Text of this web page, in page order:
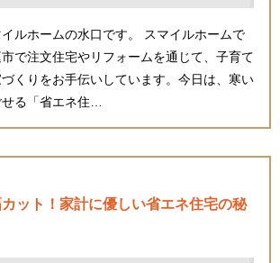
ルホームの水口です。 スマイルホームで
で注文住宅やリフォームを通じて、子育て
くりをお手伝いしています。今日は、寒い
る「省エネ住…
カット！家計に優しい省エネ住宅の秘